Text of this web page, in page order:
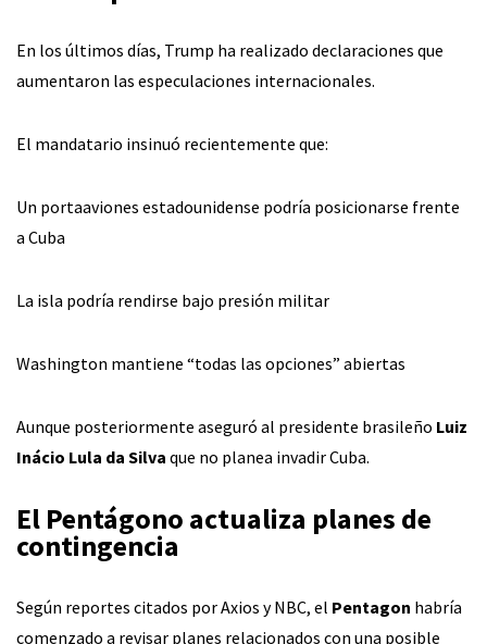
En los últimos días, Trump ha realizado declaraciones que
aumentaron las especulaciones internacionales.
El mandatario insinuó recientemente que:
Un portaaviones estadounidense podría posicionarse frente
a Cuba
La isla podría rendirse bajo presión militar
Washington mantiene “todas las opciones” abiertas
Aunque posteriormente aseguró al presidente brasileño Luiz
Inácio Lula da Silva que no planea invadir Cuba.
El Pentágono actualiza planes de
contingencia
Según reportes citados por Axios y NBC, el Pentagon habría
comenzado a revisar planes relacionados con una posible